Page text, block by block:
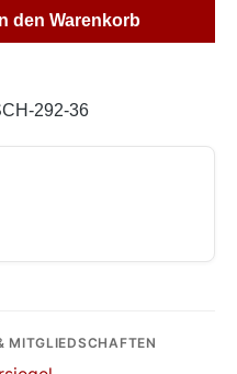
gewünschten
In den Warenkorb
292-36
MITGLIEDSCHAFTEN